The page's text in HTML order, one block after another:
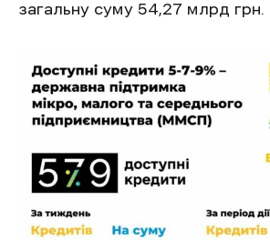
загальну суму 54,27 млрд грн.